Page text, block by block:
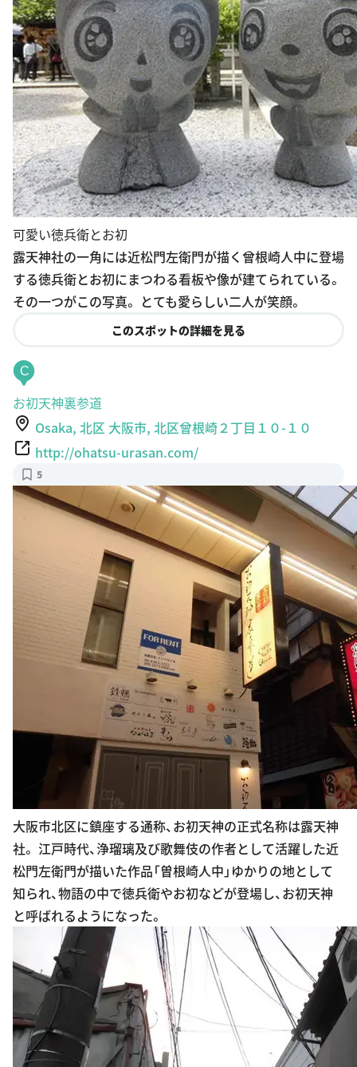
可愛い徳兵衛とお初
露天神社の一角には近松門左衛門が描く曾根崎人中に登場
する徳兵衛とお初にまつわる看板や像が建てられている。
その一つがこの写真。 とても愛らしい二人が笑顔。
このスポットの詳細を見る
C
お初天神裏参道
Osaka, 北区 大阪市, 北区曾根崎２丁目１０-１０
http://ohatsu-urasan.com/
5
大阪市北区に鎮座する通称、お初天神の正式名称は露天神
社。 江戸時代、浄瑠璃及び歌舞伎の作者として活躍した近
松門左衛門が描いた作品「曽根崎人中」ゆかりの地として
知られ、物語の中で徳兵衛やお初などが登場し、お初天神
と呼ばれるようになった。